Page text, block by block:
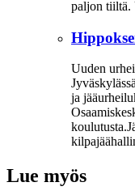
paljon tiiltä.
Uuden
ja
Lue myös